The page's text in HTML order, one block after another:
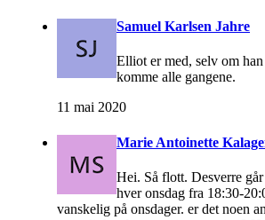
Samuel Karlsen Jahre
Elliot er med, selv om
komme alle gangene.
11 mai 2020
Marie Antoinette
Hei. Så flott. Desverre
hver onsdag fra 18:30-
vanskelig på onsdager. er det noen